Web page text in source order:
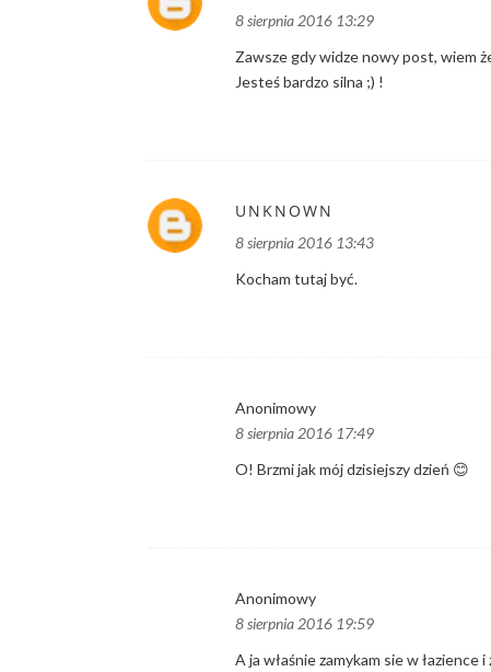
8 sierpnia 2016 13:29
Zawsze gdy widze nowy post, wiem
Jesteś bardzo silna ;) !
UNKNOWN
8 sierpnia 2016 13:43
Kocham tutaj być.
Anonimowy
8 sierpnia 2016 17:49
O! Brzmi jak mój dzisiejszy dzień 😊
Anonimowy
8 sierpnia 2016 19:59
A ja właśnie zamykam sie w łazience